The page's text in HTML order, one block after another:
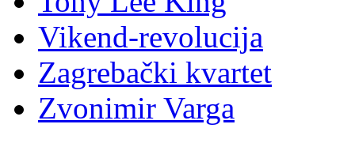
Vikend-revolucija
Zagrebački kvartet
Zvonimir Varga